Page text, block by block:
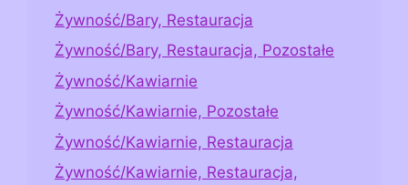
Żywność/Bary, Restauracja
Żywność/Bary, Restauracja, Pozostałe
Żywność/Kawiarnie
Żywność/Kawiarnie, Pozostałe
Żywność/Kawiarnie, Restauracja
Żywność/Kawiarnie, Restauracja,